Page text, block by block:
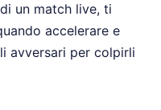
un match live, ti
accelerare e
avversari per colpirli